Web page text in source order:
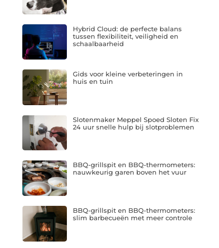
Hybrid Cloud: de perfecte balans
tussen flexibiliteit, veiligheid en
schaalbaarheid
Gids voor kleine verbeteringen in
huis en tuin
Slotenmaker Meppel Spoed Sloten Fix
24 uur snelle hulp bij slotproblemen
BBQ-grillspit en BBQ-thermometers:
nauwkeurig garen boven het vuur
BBQ-grillspit en BBQ-thermometers:
slim barbecueën met meer controle